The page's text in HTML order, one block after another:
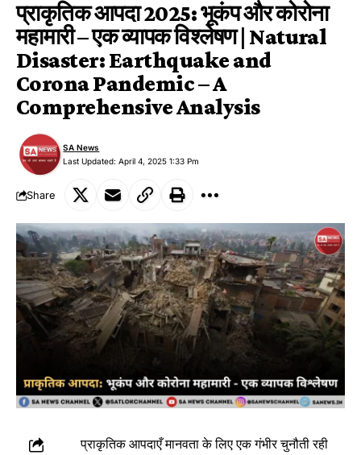
प्राकृतिक आपदा 2025: भूकंप और कोरोना
महामारी – एक व्यापक विश्लेषण | Natural
Disaster: Earthquake and
Corona Pandemic – A
Comprehensive Analysis
Last Updated: April 4, 2025 1:33 Pm
SA News
Share
प्राकृतिक आपदाएँ मानवता के लिए एक गंभीर चुनौती रही